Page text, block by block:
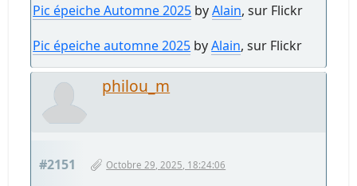
Pic épeiche Automne 2025 byAlain, sur Flickr
Pic épeiche automne 2025 byAlain, sur Flickr
philou_m
#2151 Octobre 29, 2025, 18:24:06